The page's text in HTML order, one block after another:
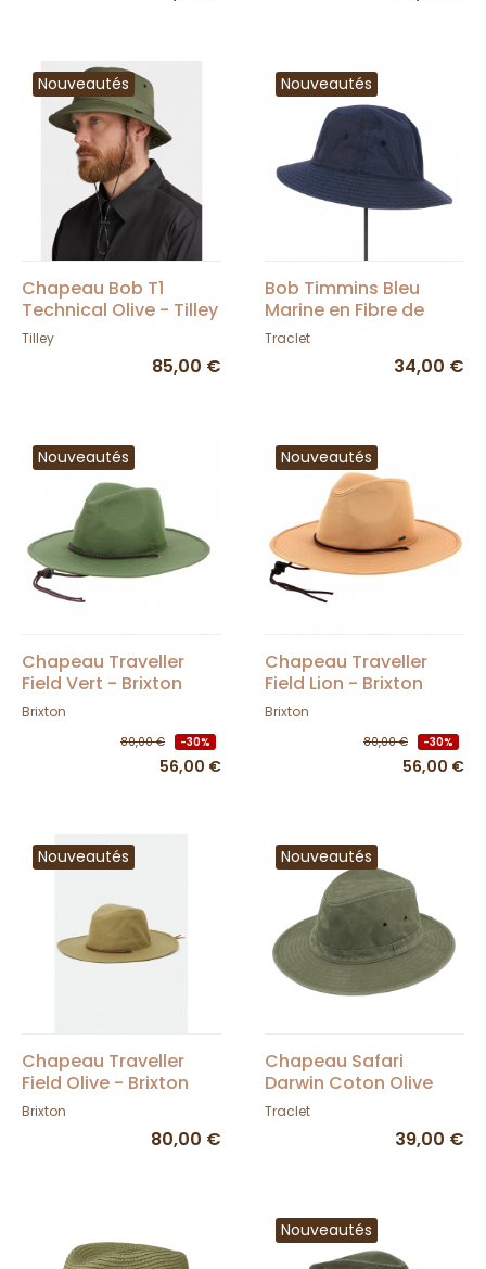
Nouveautés
Chapeau Bob T1
Technical Olive - Tilley
Tilley
85,00 €
Nouveautés
Bob Timmins Bleu
Marine en Fibre de
Bambou - Aussie
Traclet
34,00 €
Nouveautés
Chapeau Traveller
Field Vert - Brixton
Brixton
80,00 € -30%
56,00 €
Nouveautés
Chapeau Traveller
Field Lion - Brixton
Brixton
80,00 € -30%
56,00 €
Nouveautés
Chapeau Traveller
Field Olive - Brixton
Brixton
80,00 €
Nouveautés
Chapeau Safari
Darwin Coton Olive
Délavé UPF 50+ -
Traclet
39,00 €
Nouveautés